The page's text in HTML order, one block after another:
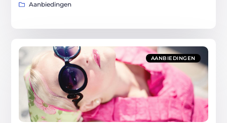
Aanbiedingen
AANBIEDINGEN